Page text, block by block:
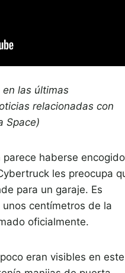
las últimas
relacionadas con
Space)
haberse encogido
les preocupa
para un garaje. Es
centímetros de la
oficialmente.
eran visibles en este